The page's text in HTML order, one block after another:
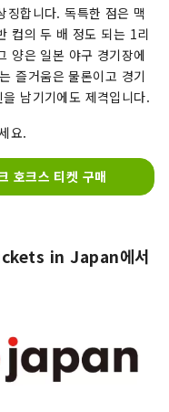
징합니다. 독특한 점은 맥
컵의 두 배 정도 되는 1리
양은 일본 야구 경기장에
즐거움은 물론이고 경기
남기기에도 제격입니다.
요.
호크스 티켓 구매
in Japan에서